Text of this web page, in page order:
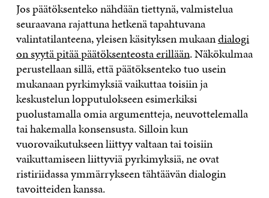
Jos päätöksenteko nähdään tiettynä, valmistelua
seuraavana rajattuna hetkenä tapahtuvana
valintatilanteena, yleisen käsityksen mukaandialogi
on syytä pitää päätöksenteosta erillään. Näkökulmaa
perustellaan sillä, että päätöksenteko tuo usein
mukanaan pyrkimyksiä vaikuttaa toisiin ja
keskustelun lopputulokseen esimerkiksi
puolustamalla omia argumentteja, neuvottelemalla
tai hakemalla konsensusta. Silloin kun
vuorovaikutukseen liittyy valtaan tai toisiin
vaikuttamiseen liittyviä pyrkimyksiä, ne ovat
ristiriidassa ymmärrykseen tähtäävän dialogin
tavoitteiden kanssa.